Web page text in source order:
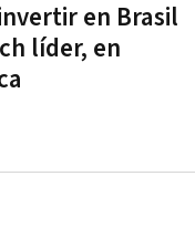
en Brasil
líder, en